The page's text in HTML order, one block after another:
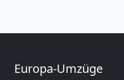
Europa-Umzüge